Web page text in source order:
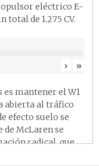
eléctrico E-
total de 1.275 CV.
› »
mantener el W1
abierta al tráfico
efecto suelo se
de McLaren se
radical que